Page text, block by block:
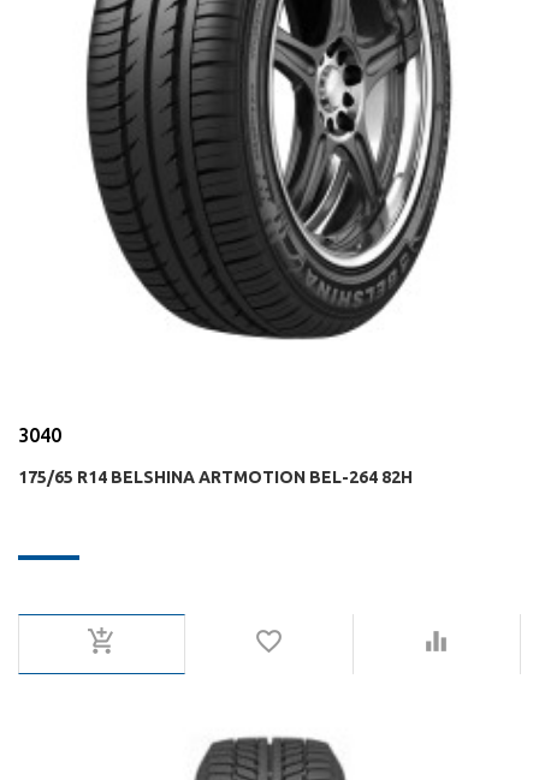
3040
175/65 R14 BELSHINA ARTMOTION BEL-264 82H